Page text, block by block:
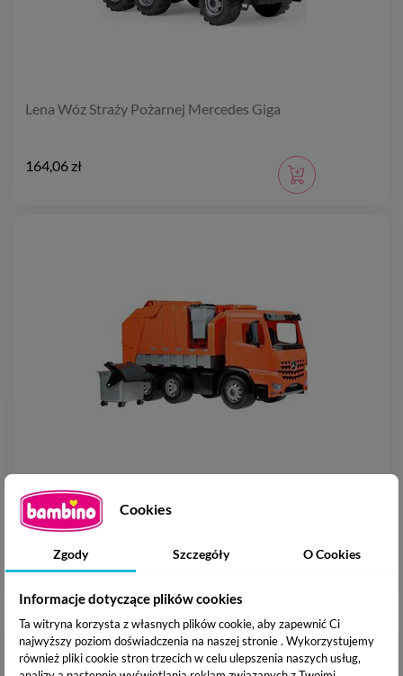
Lena Wóz Straży Pożarnej Mercedes Giga
164,06 zł
Lena Duża Śmieciarka Giga Mercedes
190,00 zł
-65,00 zł
Cookies
Zgody Szczegóły O Cookies
Informacje dotyczące plików cookies
Ta witryna korzysta z własnych plików cookie, aby zapewnić Ci
najwyższy poziom doświadczenia na naszej stronie . Wykorzystujemy
również pliki cookie stron trzecich w celu ulepszenia naszych usług,